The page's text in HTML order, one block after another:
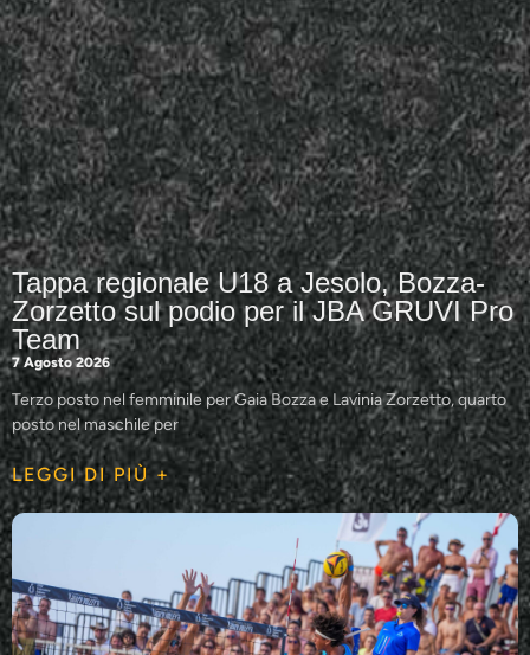
Tappa regionale U18 a Jesolo, Bozza-
Zorzetto sul podio per il JBA GRUVI Pro
Team
7 Agosto 2026
Terzo posto nel femminile per Gaia Bozza e Lavinia Zorzetto, quarto
posto nel maschile per
LEGGI DI PIÙ +